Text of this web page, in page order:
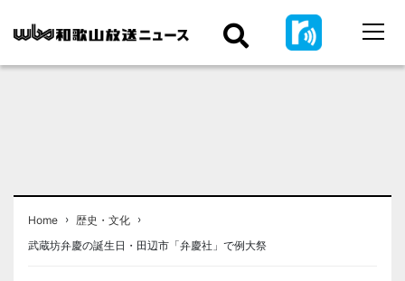
Home › 歴史・文化 ›
武蔵坊弁慶の誕生日・田辺市「弁慶社」で例大祭